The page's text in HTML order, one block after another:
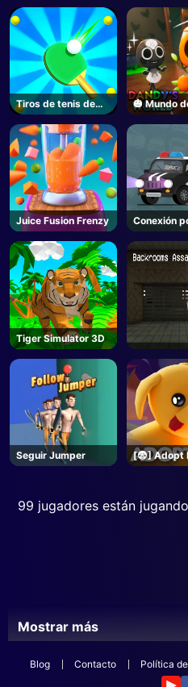
Tiros de tenis de
mesa
🎃 Mundo
-
Juice Fusion Frenzy
Conexión
carretera
Tiger Simulator 3D
Seguir Jumper
[😨] Adopt
Roblox
99 jugadores están jugando
Mostrar más
Blog Contacto Política